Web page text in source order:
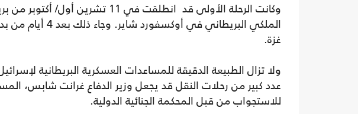
وكانت الرحلة الأولى قد انطلقت في 11
الملكي البريطاني
غزة.
ولا تزال الطبيعة الدقيقة للمساعدات العسكرية البريطانية
عدد كبير من رحلات النقل قد يجعل وزير الدفاع غرانت شابس،
للاستجواب من قبل المحكمة الجنائية الدولية.